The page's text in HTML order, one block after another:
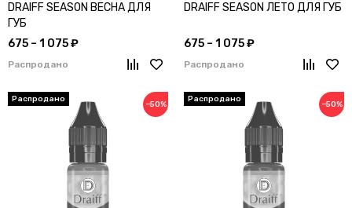
DRAIFF SEASON ВЕСНА ДЛЯ
ГУБ
675 – 1 075 ₽
Распродано
DRAIFF SEASON ЛЕТО ДЛЯ ГУБ
675 – 1 075 ₽
Распродано
−50% −50%